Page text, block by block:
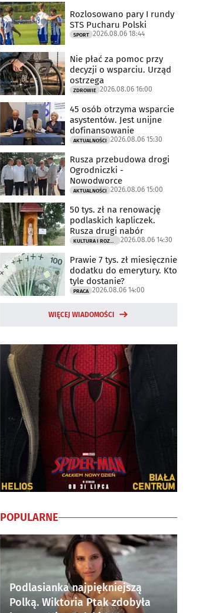
Rozlosowano pary I rundy
STS Pucharu Polski
SPORT 2026.08.06 18:44
Nie płać za pomoc przy
decyzji o wsparciu. Urząd
ostrzega
ZDROWIE 2026.08.06 16:00
45 osób otrzyma wsparcie
asystentów. Jest unijne
dofinansowanie
AKTUALNOŚCI 2026.08.06 15:30
Rusza przebudowa drogi
Ogrodniczki -
Nowodworce
AKTUALNOŚCI 2026.08.06 15:00
50 tys. zł na renowację
podlaskich kapliczek.
Rusza drugi nabór
2026.08.06 14:30
Prawie 7 tys. zł miesięcznie
dodatku do emerytury. Kto
tyle dostanie?
PRACA 2026.08.06 14:00
WIĘCEJ WIADOMOŚCI
POPULARNE
Podlasianka najpiękniejszą
Polką. Wiktoria Ptak zdobyła